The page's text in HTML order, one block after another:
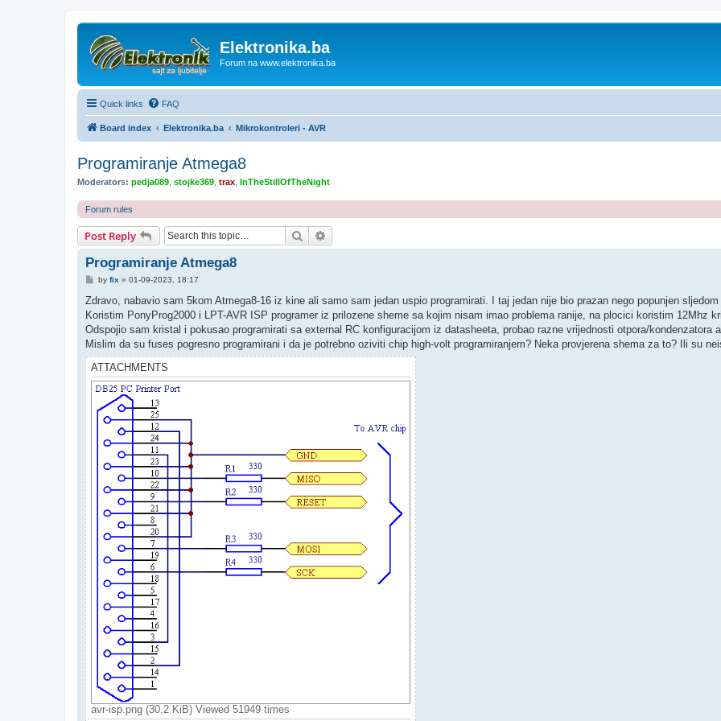
Elektronika.ba
Forum na www.elektronika.ba
Quick links FAQ
Board index Elektronika.ba Mikrokontroleri - AVR
Programiranje Atmega8
Moderators: pedja089 stojke369 trax InTheStillOfTheNight
Forum rules
Post Reply Search
Programiranje Atmega8
P
s
by fix » 01-09-2023, 18:17
Zdravo, nabavio sam 5kom Atmega8-16 iz kine ali samo sam jedan uspio programirati. I taj jedan nije bio prazan nego popunjen sljedom
Koristim PonyProg2000 i LPT-AVR ISP programer iz prilozene sheme sa kojim nisam imao problema ranije, na plocici koristim 12Mhz
Odspojio sam kristal i pokusao programirati sa external RC konfiguracijom iz datasheeta, probao razne vrijednosti otpora/kondenzatora
Mislim da su fuses pogresno programirani i da je potrebno oziviti chip high-volt programiranjem? Neka provjerena shema za to? Ili su
ATTACHMENTS
avr-isp.png (30.2 KiB) Viewed 51949 times